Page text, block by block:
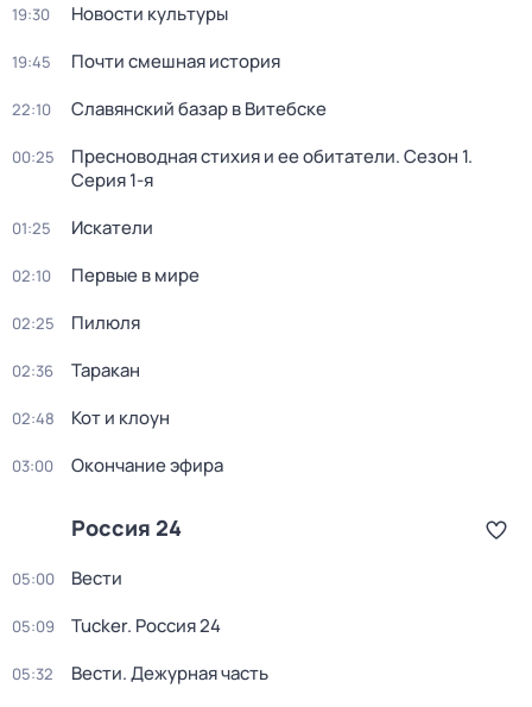
19:30 Новости культуры
19:45 Почти смешная история
22:10 Славянский базар в Витебске
00:25 Пресноводная стихия и ее обитатели. Сезон 1.
Серия 1-я
01:25 Искатели
02:10 Первые в мире
02:25 Пилюля
02:36 Таракан
02:48 Кот и клоун
03:00 Окончание эфира
Россия 24
05:00 Вести
05:09 Tucker. Россия 24
05:32 Вести. Дежурная часть